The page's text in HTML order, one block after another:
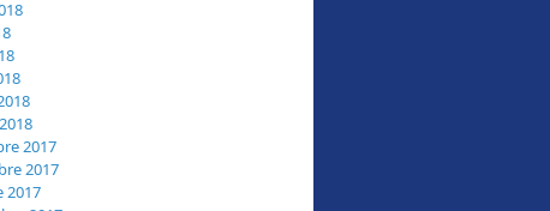
2017
2017
2017